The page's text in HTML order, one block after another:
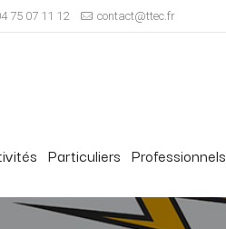
75 07 11 12 contact@ttec.fr
Particuliers Professionnels